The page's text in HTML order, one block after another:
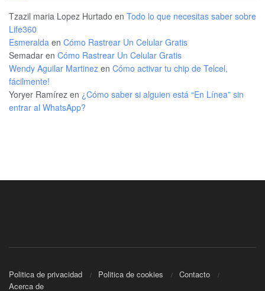
Tzazil maria Lopez Hurtado en Todo lo que necesitas saber sobre
Life360
Esmeralda en Cómo Rastrear Un Celular Gratis
Semadar en Cómo Rastrear Un Celular Gratis
Wendy Aguilar Martinez en Cómo activar tu chip de Telcel,
fácilmente!
Yoryer Ramírez en ¿Cómo saber si alguien está “En Línea” sin
entrar al WhatsApp?
Politica de privacidad Politica de cookies
Contacto
Acerca de